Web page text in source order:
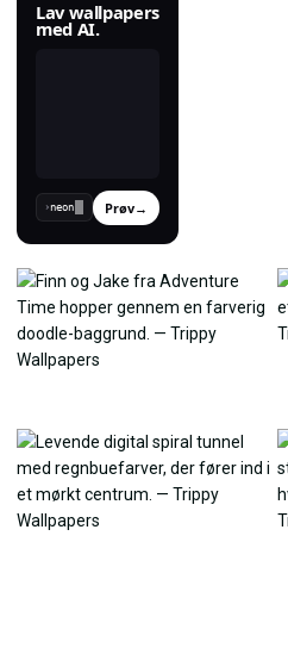
Lav wallpapers
med AI.
› Prøv